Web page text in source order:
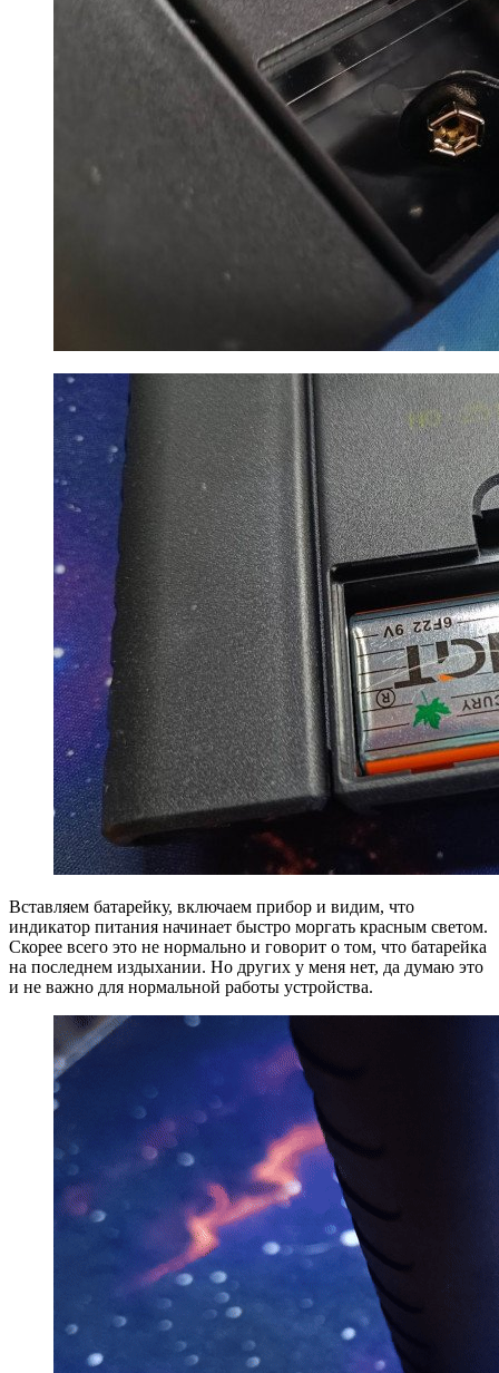
Вставляем батарейку, включаем прибор и видим, что
индикатор питания начинает быстро моргать красным светом.
Скорее всего это не нормально и говорит о том, что батарейка
на последнем издыхании. Но других у меня нет, да думаю это
и не важно для нормальной работы устройства.